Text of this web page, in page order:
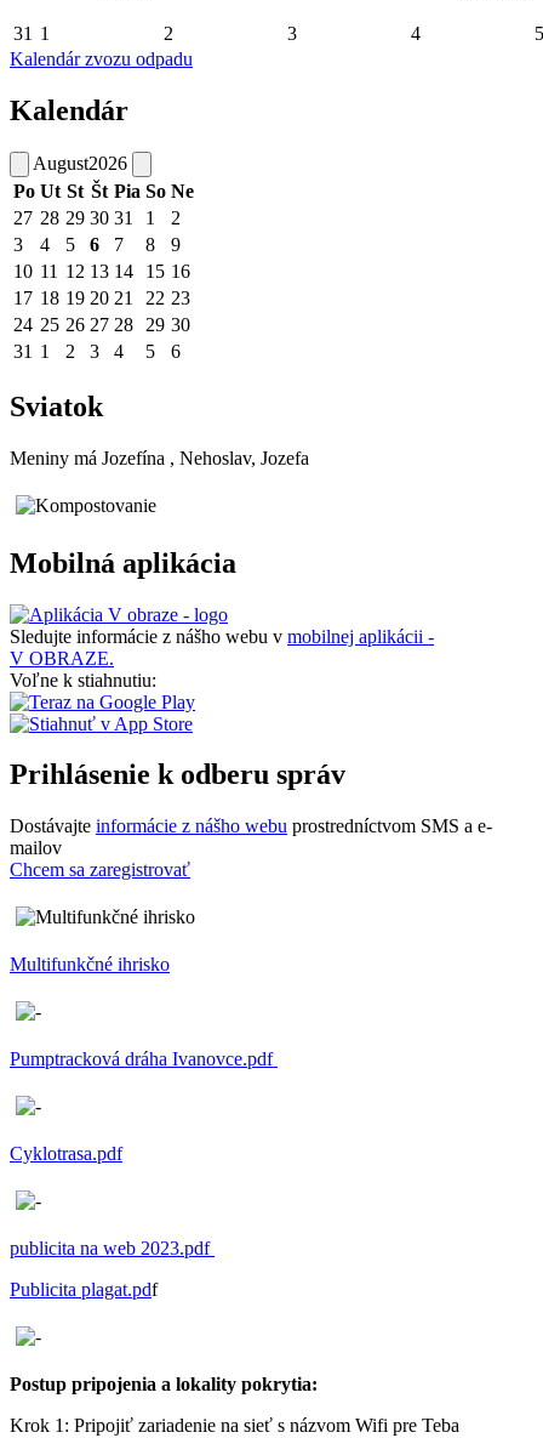
31 1 2 3 4
5
Kalendár zvozu odpadu
Kalendár
August2026
Po Ut St Št Pia So Ne
27 28 29 30 31 1
2
3
4 5 6 7 8
9
10 11 12 13 14 15 16
17 18 19 20 21 22 23
24 25 26 27 28 29 30
31 1 2 3 4 5 6
Sviatok
Meniny má Jozefína , Nehoslav, Jozefa
Mobilná aplikácia
Sledujte informácie z nášho webu v mobilnej aplikácii -
V OBRAZE.
Voľne k stiahnutiu:
Prihlásenie k odberu správ
Dostávajte informácie z nášho webu prostredníctvom SMS a e-
mailov
Chcem sa zaregistrovať
Multifunkčné ihrisko
Pumptracková dráha Ivanovce.pdf
Cyklotrasa.pdf
publicita na web 2023.pdf
Publicita plagat.pdf
Postup pripojenia a lokality pokrytia:
Krok 1: Pripojiť zariadenie na sieť s názvom Wifi pre Teba